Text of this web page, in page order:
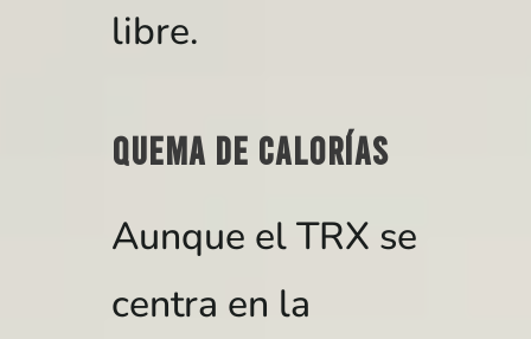
libre.
Quema de calorías
Aunque el TRX se
centra en la